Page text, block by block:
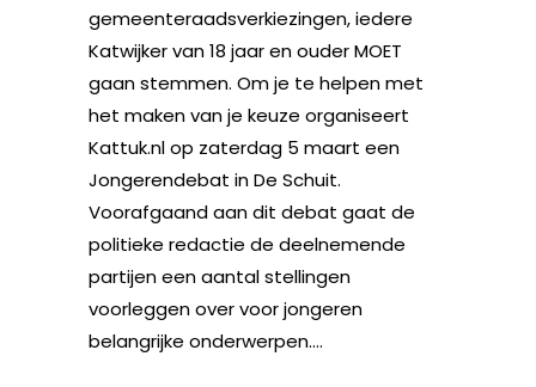
gemeenteraadsverkiezingen, iedere
Katwijker van 18 jaar en ouder MOET
gaan stemmen. Om je te helpen met
het maken van je keuze organiseert
Kattuk.nl op zaterdag 5 maart een
Jongerendebat in De Schuit.
Voorafgaand aan dit debat gaat de
politieke redactie de deelnemende
partijen een aantal stellingen
voorleggen over voor jongeren
belangrijke onderwerpen....